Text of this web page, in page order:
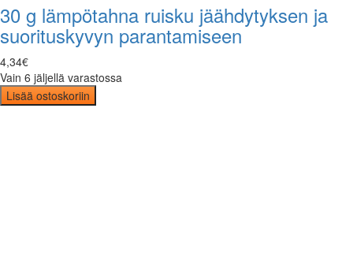
30 g lämpötahna ruisku jäähdytyksen ja
suorituskyvyn parantamiseen
4,34€
Vain 6 jäljellä varastossa
Lisää ostoskoriin